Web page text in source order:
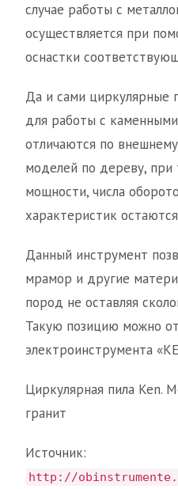
случае работы с
осуществляется при
оснастки
Да и сами циркулярные
для работы с
отличаются по
моделей по дереву, при
мощности, числа
характеристик
Данный инструмент
мрамор и другие
пород не оставляя
Такую позицию можно
электроинструмента
Циркулярная пила Ken.
гранит
Источник:
http://